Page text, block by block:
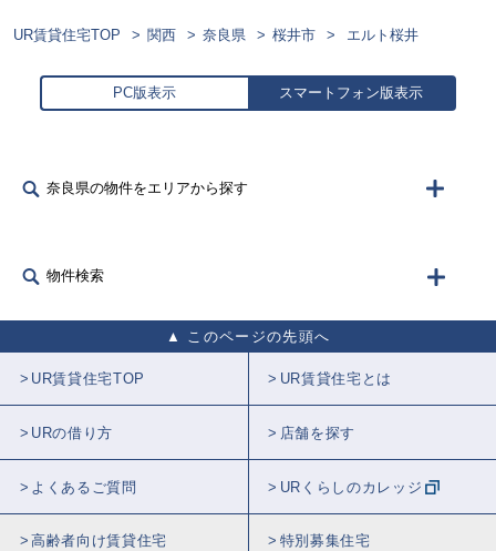
UR賃貸住宅TOP 関西 奈良県 桜井市 エルト桜井
PC版表示 スマートフォン版表示
奈良県の物件をエリアから探す
物件検索
このページの先頭へ
UR賃貸住宅TOP UR賃貸住宅とは
URの借り方 店舗を探す
よくあるご質問 URくらしのカレッジ
高齢者向け賃貸住宅 特別募集住宅